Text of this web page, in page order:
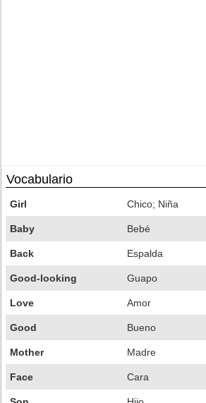
Vocabulario
Girl Chico; Niña
Baby Bebé
Back Espalda
Good-looking Guapo
Love Amor
Good Bueno
Mother Madre
Face Cara